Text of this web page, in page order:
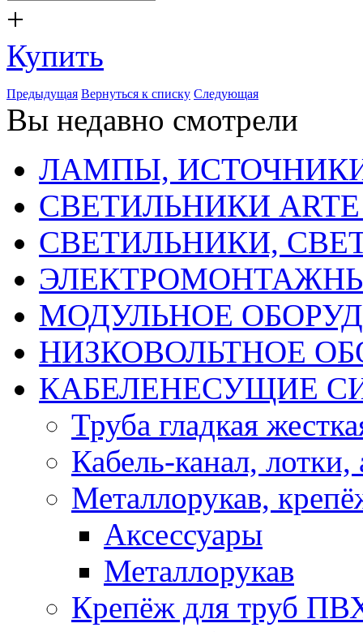
+
Купить
Предыдущая Вернуться к списку Следующая
Вы недавно смотрели
ЛАМПЫ,
СВЕТИЛЬНИКИ ARTE
СВЕТИЛЬНИКИ,
МОДУЛЬНОЕ
НИЗКОВОЛЬТНОЕ
КАБЕЛЕНЕСУЩИЕ
Труба гладкая
Кабель-канал, лотки,
Металлорукав,
Аксессуары
Металлорукав
Крепёж для труб